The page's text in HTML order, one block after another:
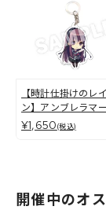
【時計仕掛けのレ
ン】アンブレラマ
¥1,650(税込)
開催中のオ